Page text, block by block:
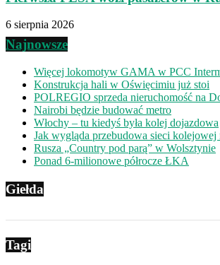
6 sierpnia 2026
Najnowsze
Więcej lokomotyw GAMA w PCC
Konstrukcja hali w Oświęcimiu już stoi
POLREGIO sprzeda nieruchomość na
Nairobi będzie budować metro
Włochy – tu kiedyś była kolej dojazdowa
Jak wygląda przebudowa sieci kolejowej
Rusza „Country pod parą” w Wolsztynie
Ponad 6-milionowe półrocze ŁKA
Giełda
Tagi